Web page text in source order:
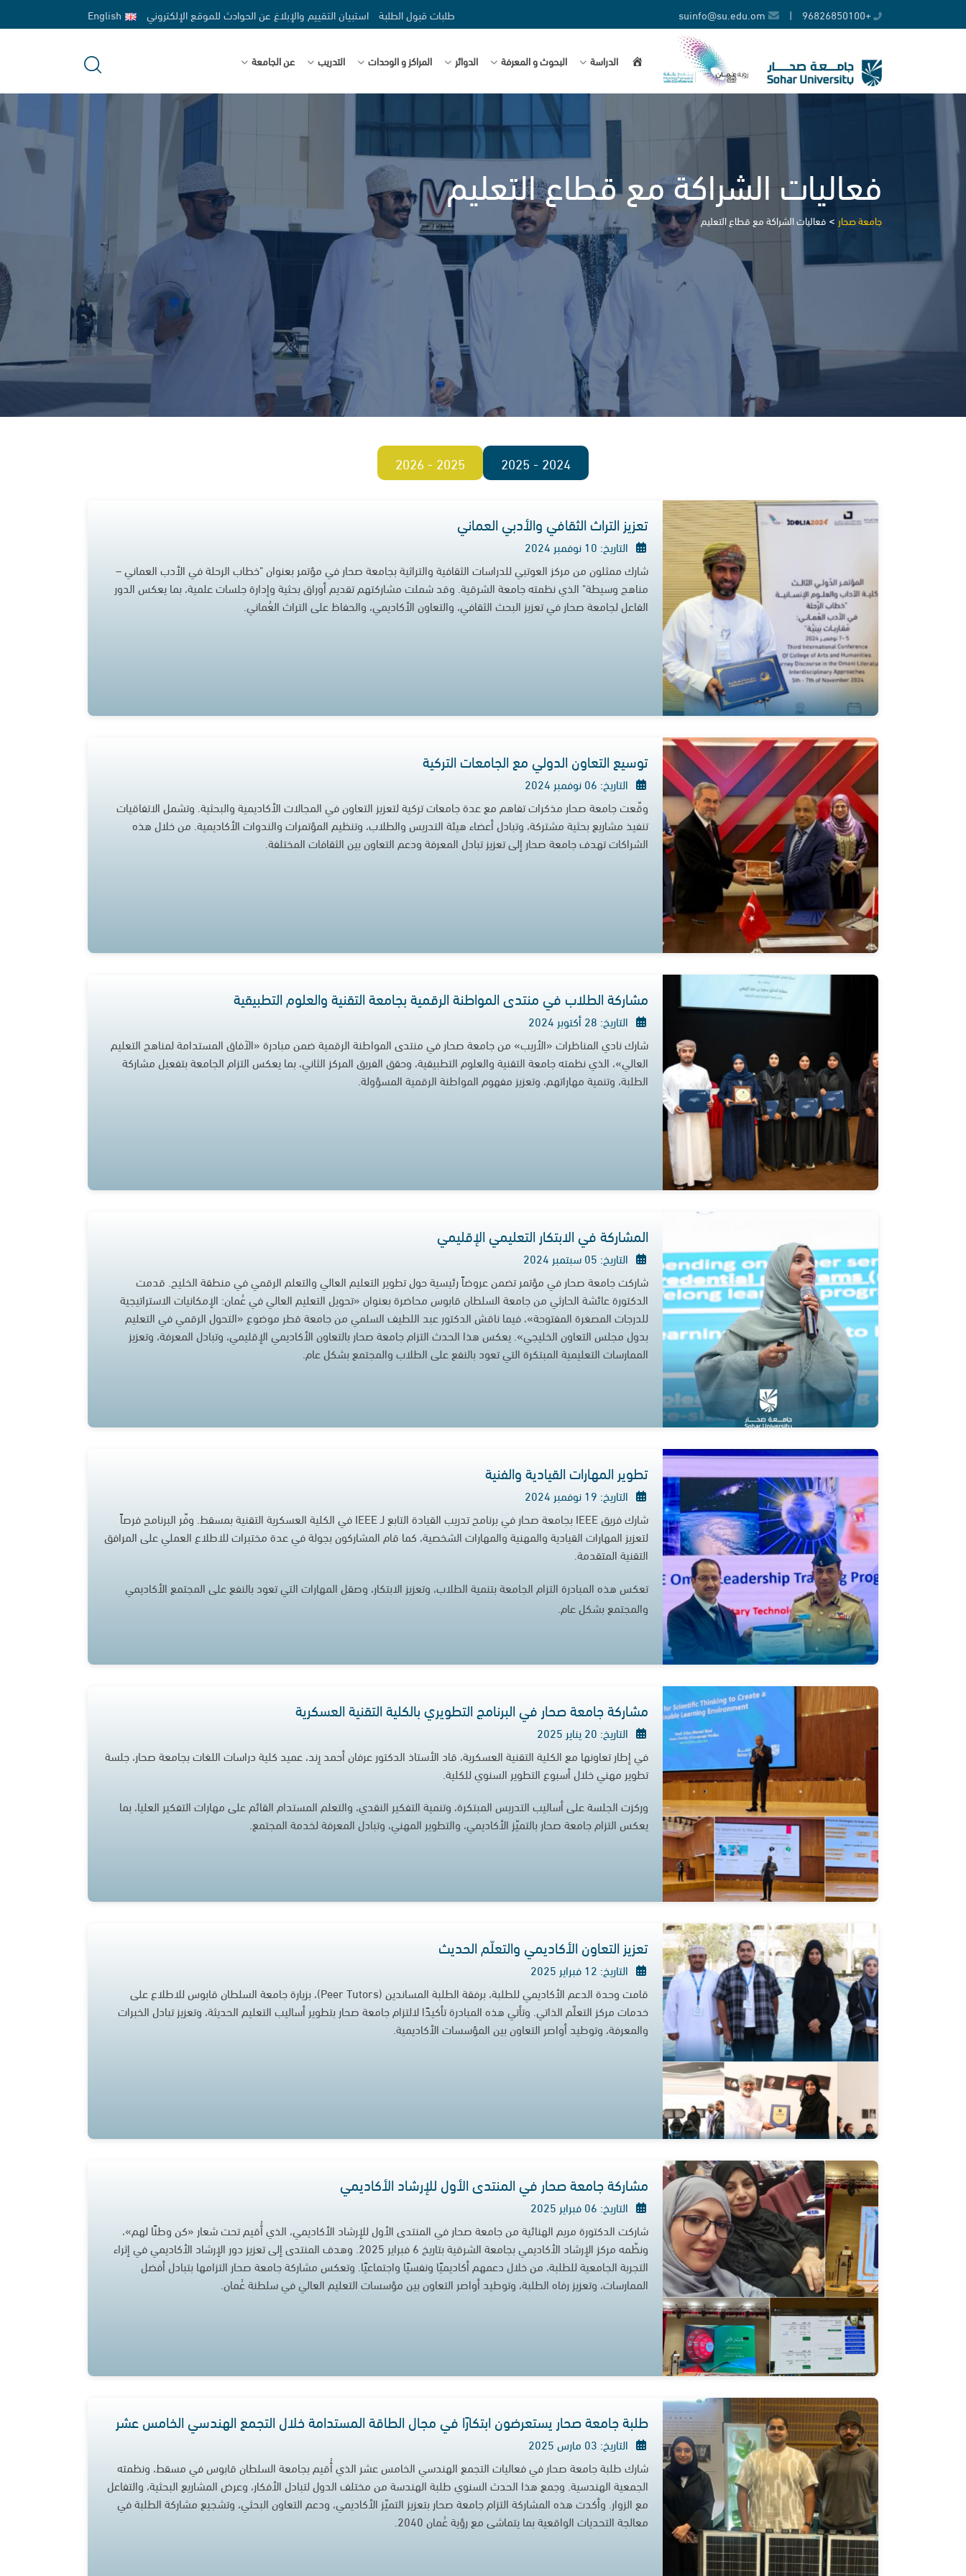
to
+96826850100
|
suinfo@su.edu.om طلبات قبول الطلبة استبيان التقييم والإبلاغ عن الحوادث للموقع الإلكتروني English
صفحة
الدراسة البحوث و المعرفة الدوائر المراكز و الوحدات التدريب عن الجامعة
فعاليات الشراكة مع قطاع التعليم
جامعة صحار > فعاليات الشراكة مع قطاع التعليم
2024 - 2025
2025 - 2026
تعزيز التراث الثقافي والأدبي العماني
التاريخ: 10 نوفمبر 2024
شارك ممثلون من مركز العوتبي للدراسات الثقافية والتراثية بجامعة صحار في مؤتمر بعنوان "خطاب الرحلة في الأدب العماني –
مناهج وسيطة" الذي نظمته جامعة الشرقية. وقد شملت مشاركتهم تقديم أوراق بحثية وإدارة جلسات علمية، بما يعكس الدور
الفاعل لجامعة صحار في تعزيز البحث الثقافي، والتعاون الأكاديمي، والحفاظ على التراث العُماني.
توسيع التعاون الدولي مع الجامعات التركية
التاريخ: 06 نوفمبر 2024
وقّعت جامعة صحار مذكرات تفاهم مع عدة جامعات تركية لتعزيز التعاون في المجالات الأكاديمية والبحثية. وتشمل الاتفاقيات
تنفيذ مشاريع بحثية مشتركة، وتبادل أعضاء هيئة التدريس والطلاب، وتنظيم المؤتمرات والندوات الأكاديمية. من خلال هذه
الشراكات تهدف جامعة صحار إلى تعزيز تبادل المعرفة ودعم التعاون بين الثقافات المختلفة.
مشاركة الطلاب في منتدى المواطنة الرقمية بجامعة التقنية والعلوم التطبيقية
التاريخ: 28 أكتوبر 2024
شارك نادي المناظرات «الأريب» من جامعة صحار في منتدى المواطنة الرقمية ضمن مبادرة «الآفاق المستدامة لمناهج التعليم
العالي»، الذي نظمته جامعة التقنية والعلوم التطبيقية، وحقق الفريق المركز الثاني، بما يعكس التزام الجامعة بتفعيل مشاركة
الطلبة، وتنمية مهاراتهم، وتعزيز مفهوم المواطنة الرقمية المسؤولة.
المشاركة في الابتكار التعليمي الإقليمي
التاريخ: 05 سبتمبر 2024
شاركت جامعة صحار في مؤتمر تضمن عروضاً رئيسية حول تطوير التعليم العالي والتعلم الرقمي في منطقة الخليج. قدمت
الدكتورة عائشة الحارثي من جامعة السلطان قابوس محاضرة بعنوان «تحويل التعليم العالي في عُمان: الإمكانيات الاستراتيجية
للدرجات المصغرة المفتوحة»، فيما ناقش الدكتور عبد اللطيف السلمي من جامعة قطر موضوع «التحول الرقمي في التعليم
بدول مجلس التعاون الخليجي». يعكس هذا الحدث التزام جامعة صحار بالتعاون الأكاديمي الإقليمي، وتبادل المعرفة، وتعزيز
الممارسات التعليمية المبتكرة التي تعود بالنفع على الطلاب والمجتمع بشكل عام.
تطوير المهارات القيادية والفنية
التاريخ: 19 نوفمبر 2024
شارك فريق IEEE بجامعة صحار في برنامج تدريب القيادة التابع لـ IEEE في الكلية العسكرية التقنية بمسقط. وفّر البرنامج فرصاً
لتعزيز المهارات القيادية والمهنية والمهارات الشخصية، كما قام المشاركون بجولة في عدة مختبرات للاطلاع العملي على المرافق
التقنية المتقدمة.
تعكس هذه المبادرة التزام الجامعة بتنمية الطلاب، وتعزيز الابتكار، وصقل المهارات التي تعود بالنفع على المجتمع الأكاديمي
والمجتمع بشكل عام.
مشاركة جامعة صحار في البرنامج التطويري بالكلية التقنية العسكرية
التاريخ: 20 يناير 2025
في إطار تعاونها مع الكلية التقنية العسكرية، قاد الأستاذ الدكتور عرفان أحمد رِند، عميد كلية دراسات اللغات بجامعة صحار، جلسة
تطوير مهني خلال أسبوع التطوير السنوي للكلية.
وركزت الجلسة على أساليب التدريس المبتكرة، وتنمية التفكير النقدي، والتعلم المستدام القائم على مهارات التفكير العليا، بما
يعكس التزام جامعة صحار بالتميّز الأكاديمي، والتطوير المهني، وتبادل المعرفة لخدمة المجتمع.
تعزيز التعاون الأكاديمي والتعلّم الحديث
التاريخ: 12 فبراير 2025
قامت وحدة الدعم الأكاديمي للطلبة، برفقة الطلبة المساندين (Peer Tutors)، بزيارة جامعة السلطان قابوس للاطلاع على
خدمات مركز التعلّم الذاتي. وتأتي هذه المبادرة تأكيدًا لالتزام جامعة صحار بتطوير أساليب التعليم الحديثة، وتعزيز تبادل الخبرات
والمعرفة، وتوطيد أواصر التعاون بين المؤسسات الأكاديمية.
مشاركة جامعة صحار في المنتدى الأول للإرشاد الأكاديمي
التاريخ: 06 فبراير 2025
شاركت الدكتورة مريم الهنائية من جامعة صحار في المنتدى الأول للإرشاد الأكاديمي، الذي أُقيم تحت شعار «كن وطنًا لهم»،
ونظّمه مركز الإرشاد الأكاديمي بجامعة الشرقية بتاريخ 6 فبراير 2025. وهدف المنتدى إلى تعزيز دور الإرشاد الأكاديمي في إثراء
التجربة الجامعية للطلبة، من خلال دعمهم أكاديميًا ونفسيًا واجتماعيًا. وتعكس مشاركة جامعة صحار التزامها بتبادل أفضل
الممارسات، وتعزيز رفاه الطلبة، وتوطيد أواصر التعاون بين مؤسسات التعليم العالي في سلطنة عُمان.
طلبة جامعة صحار يستعرضون ابتكارًا في مجال الطاقة المستدامة خلال التجمع الهندسي الخامس عشر
التاريخ: 03 مارس 2025
شارك طلبة جامعة صحار في فعاليات التجمع الهندسي الخامس عشر الذي أُقيم بجامعة السلطان قابوس في مسقط، ونظمته
الجمعية الهندسية. وجمع هذا الحدث السنوي طلبة الهندسة من مختلف الدول لتبادل الأفكار، وعرض المشاريع البحثية، والتفاعل
مع الزوار. وأكدت هذه المشاركة التزام جامعة صحار بتعزيز التميّز الأكاديمي، ودعم التعاون البحثي، وتشجيع مشاركة الطلبة في
معالجة التحديات الواقعية بما يتماشى مع رؤية عُمان 2040.